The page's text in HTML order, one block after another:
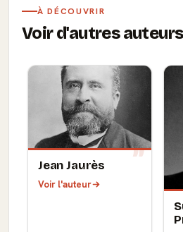
À DÉCOUVRIR
Voir d'autres auteurs
Jean Jaurès
Voir l'auteur